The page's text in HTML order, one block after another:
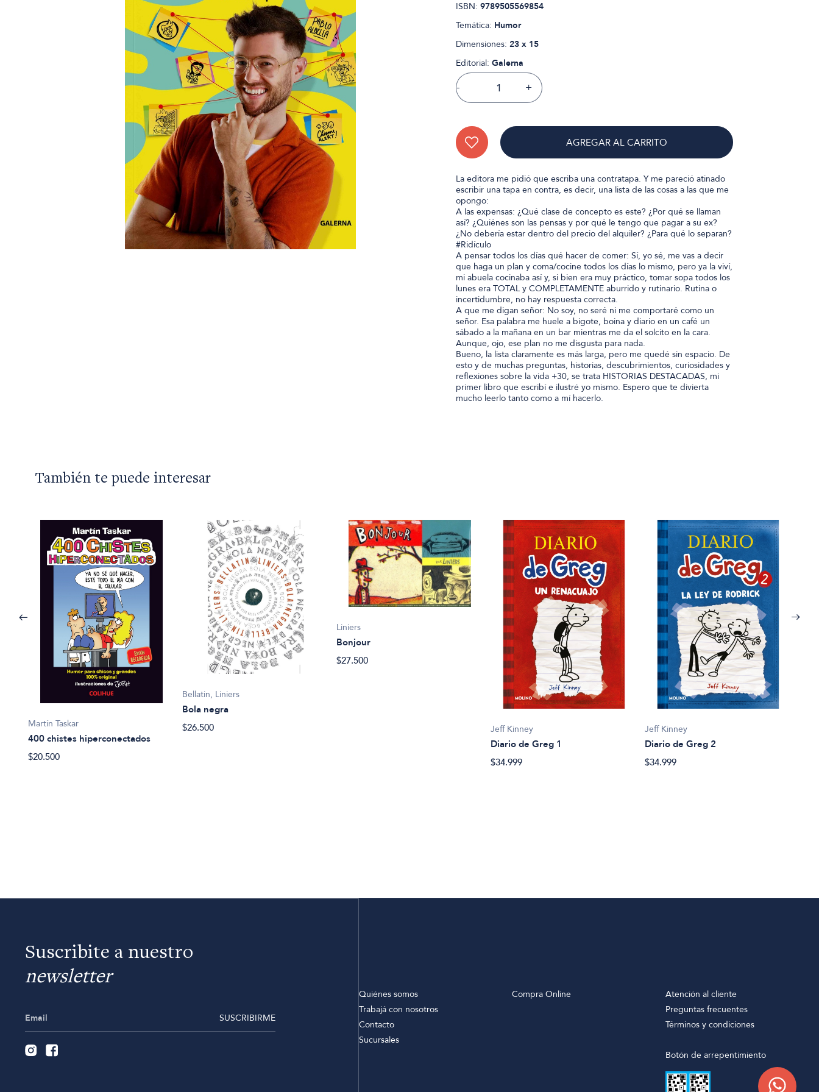
ISBN: 9789505569854
Temática: Humor
Dimensiones: 23 x 15
Editorial: Galerna
- +
AGREGAR AL CARRITO
La editora me pidió que escriba una contratapa. Y me pareció atinado
escribir una tapa en contra, es decir, una lista de las cosas a las que me
opongo:
A las expensas: ¿Qué clase de concepto es este? ¿Por qué se llaman
así? ¿Quiénes son las pensas y por qué le tengo que pagar a su ex?
¿No debería estar dentro del precio del alquiler? ¿Para qué lo separan?
#Ridículo
A pensar todos los días qué hacer de comer: Sí, yo sé, me vas a decir
que haga un plan y coma/cocine todos los días lo mismo, pero ya la viví,
mi abuela cocinaba así y, si bien era muy práctico, tomar sopa todos los
lunes era TOTAL y COMPLETAMENTE aburrido y rutinario. Rutina o
incertidumbre, no hay respuesta correcta.
A que me digan señor: No soy, no seré ni me comportaré como un
señor. Esa palabra me huele a bigote, boina y diario en un café un
sábado a la mañana en un bar mientras me da el solcito en la cara.
Aunque, ojo, ese plan no me disgusta para nada.
Bueno, la lista claramente es más larga, pero me quedé sin espacio. De
esto y de muchas preguntas, historias, descubrimientos, curiosidades y
reflexiones sobre la vida +30, se trata HISTORIAS DESTACADAS, mi
primer libro que escribí e ilustré yo mismo. Espero que te divierta
mucho leerlo tanto como a mí hacerlo.
También te puede interesar
Martín Taskar
400 chistes hiperconectados
$20.500
Bellatin, Liniers
Bola negra
$26.500
Liniers
Bonjour
$27.500
Jeff Kinney
Diario de Greg 1
$34.999
Jeff Kinney
Diario de Greg 2
$34.999
Suscribite a nuestro
newsletter
SUSCRIBIRME
Quiénes somos
Trabajá con nosotros
Contacto
Sucursales
Compra Online
Atención al cliente
Preguntas frecuentes
Términos y condiciones
Botón de arrepentimiento